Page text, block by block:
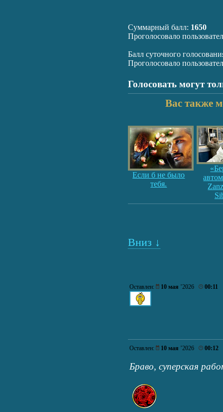
Суммарный балл: 1650
Проголосовало
Балл суточного
Проголосовало
Голосовать могут
Вас также
Если б не было
тебя.
Вниз ↓
Оставлен: 10 мая ’2026 00:11
Оставлен: 10 мая ’2026 00:12
Браво, суперская